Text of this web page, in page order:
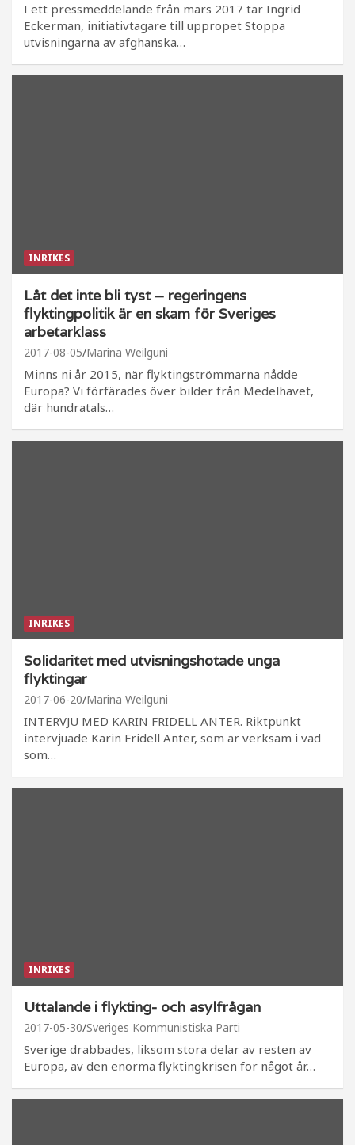
I ett pressmeddelande från mars 2017 tar Ingrid
Eckerman, initiativtagare till uppropet Stoppa
utvisningarna av afghanska…
INRIKES
Låt det inte bli tyst – regeringens
flyktingpolitik är en skam för Sveriges
arbetarklass
2017-08-05 Marina Weilguni
Minns ni år 2015, när flyktingströmmarna nådde
Europa? Vi förfärades över bilder från Medelhavet,
där hundratals…
INRIKES
Solidaritet med utvisningshotade unga
flyktingar
2017-06-20 Marina Weilguni
INTERVJU MED KARIN FRIDELL ANTER. Riktpunkt
intervjuade Karin Fridell Anter, som är verksam i vad
som…
INRIKES
Uttalande i flykting- och asylfrågan
2017-05-30 Sveriges Kommunistiska Parti
Sverige drabbades, liksom stora delar av resten av
Europa, av den enorma flyktingkrisen för något år…